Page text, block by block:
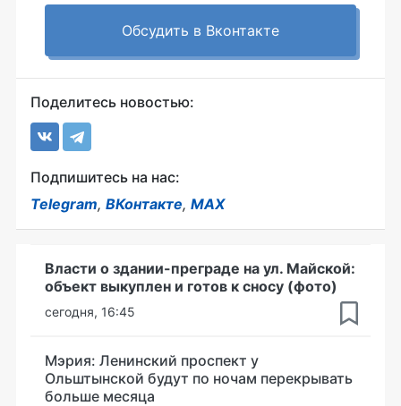
Обсудить в Вконтакте
Поделитесь новостью:
Подпишитесь на нас:
Telegram, ВКонтакте, MAX
Власти о здании-преграде на ул. Майской:
объект выкуплен и готов к сносу (фото)
сегодня, 16:45
Мэрия: Ленинский проспект у
Ольштынской будут по ночам перекрывать
больше месяца